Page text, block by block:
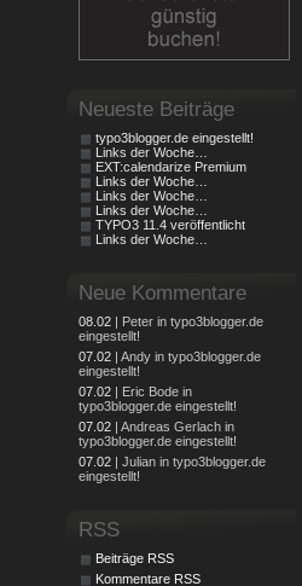
Neueste Beiträge
typo3blogger.de eingestellt!
Links der Woche…
EXT:calendarize Premium
Links der Woche…
Links der Woche…
Links der Woche…
TYPO3 11.4 veröffentlicht
Links der Woche…
Neue Kommentare
08.02 | Peter in typo3blogger.de
eingestellt!
07.02 | Andy in typo3blogger.de
eingestellt!
07.02 | Eric Bode in
typo3blogger.de eingestellt!
07.02 | Andreas Gerlach in
typo3blogger.de eingestellt!
07.02 | Julian in typo3blogger.de
eingestellt!
RSS
Beiträge RSS
Kommentare RSS